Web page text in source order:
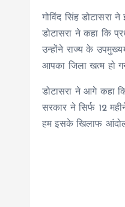
गोविंद सिंह डोटासरा
डोटासरा ने कहा कि
उन्होंने राज्य के
आपका जिला खत्म हो
डोटासरा ने आगे कहा
सरकार ने सिर्फ 12
हम इसके खिलाफ